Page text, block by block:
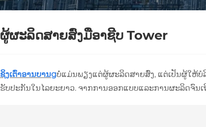
ຜູ້ຜະລິດສາຍສົ່ງມືອາຊີບ Tower
ຊິງ​ເຕົ່າ​ອານ​ບານgບໍ່ແມ່ນພຽງແຕ່ຜູ້ຜະລິດສາຍສົ່ງ, ແຕ່ເປັນຜູ້ໃຫ້ບໍ
ຮັບ​ປະ​ກັນ​ໃນ​ໄລ​ຍະ​ຍາວ​. ຈາກການອອກແບບແລະການຜະລິດຈົນ